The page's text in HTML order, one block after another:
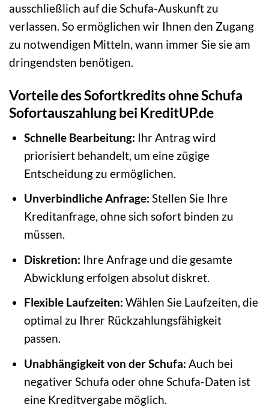
ausschließlich auf die Schufa-Auskunft zu
verlassen. So ermöglichen wir Ihnen den Zugang
zu notwendigen Mitteln, wann immer Sie sie am
dringendsten benötigen.
Vorteile des Sofortkredits ohne Schufa
Sofortauszahlung bei KreditUP.de
Schnelle Bearbeitung: Ihr Antrag wird
priorisiert behandelt, um eine zügige
Entscheidung zu ermöglichen.
Unverbindliche Anfrage: Stellen Sie Ihre
Kreditanfrage, ohne sich sofort binden zu
müssen.
Diskretion: Ihre Anfrage und die gesamte
Abwicklung erfolgen absolut diskret.
Flexible Laufzeiten: Wählen Sie Laufzeiten, die
optimal zu Ihrer Rückzahlungsfähigkeit
passen.
Unabhängigkeit von der Schufa: Auch bei
negativer Schufa oder ohne Schufa-Daten ist
eine Kreditvergabe möglich.